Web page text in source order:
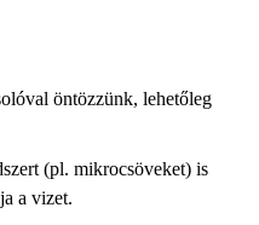
öntözzünk, lehetőleg
(pl. mikrocsöveket) is
a vizet.